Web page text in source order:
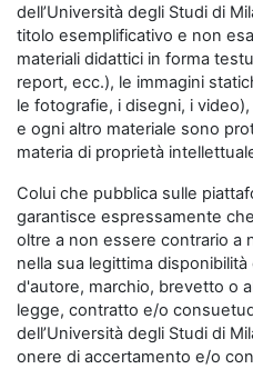
dell’Università degli Studi di
titolo esemplificativo e non
materiali didattici in forma
report, ecc.), le immagini
le fotografie, i disegni, i
e ogni altro materiale sono
materia di proprietà
Colui che pubblica sulle
garantisce espressamente
oltre a non essere contrario a
nella sua legittima
d'autore, marchio, brevetto o
legge, contratto e/o
dell’Università degli Studi di
onere di accertamento e/o